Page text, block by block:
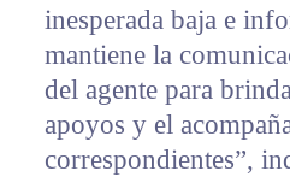
inesperada baja e
mantiene la
del agente para
apoyos y el
correspondientes”,